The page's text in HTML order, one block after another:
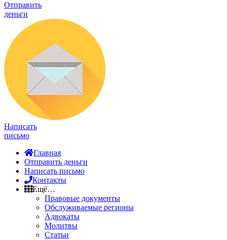
Отправить
деньги
Написать
письмо
Главная
Отправить деньги
Написать письмо
Контакты
Ещё…
Правовые документы
Обслуживаемые регионы
Адвокаты
Молитвы
Статьи